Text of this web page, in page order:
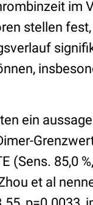
im
stellen
ein
(Sens. 85,0
et al